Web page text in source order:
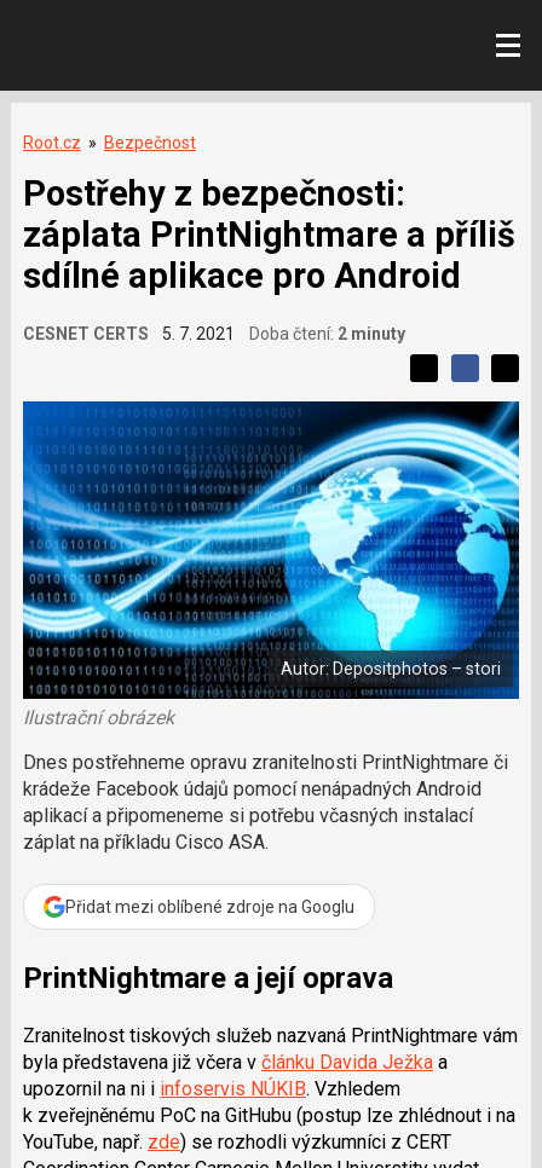
Root.cz » Bezpečnost
Postřehy z bezpečnosti:
záplata PrintNightmare a příliš
sdílné aplikace pro Android
CESNET CERTS 5. 7. 2021 Doba čtení: 2 minuty
b
í
s
e
v
á
m
č
l
n
e
k
P
d
p
k
c
S
d
í
l
e
t
S
d
í
l
e
j
t
e
n
F
a
c
e
b
o
o
k
d
í
l
e
j
t
e
n
a
s
í
t
i
X
Autor: Depositphotos – stori
Ilustrační obrázek
Dnes postřehneme opravu zranitelnosti PrintNightmare či
krádeže Facebook údajů pomocí nenápadných Android
aplikací a připomeneme si potřebu včasných instalací
záplat na příkladu Cisco ASA.
Přidat mezi oblíbené zdroje na Googlu
PrintNightmare a její oprava
Zranitelnost tiskových služeb nazvaná PrintNightmare vám
byla představena již včera v článku Davida Ježkaa
upozornil na ni i infoservis NÚKIB. Vzhledem
k zveřejněnému PoC na GitHubu (postup lze zhlédnout i na
YouTube, např. zde) se rozhodli výzkumníci z CERT